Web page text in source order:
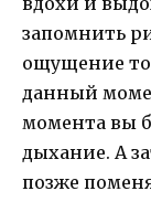
запомнить
ощущение
данный
момента вы
дыхание. А
позже